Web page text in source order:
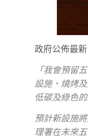
政府公佈最
「我會預留
設施、燒烤
低碳及綠色
預計新設施
理署在未來